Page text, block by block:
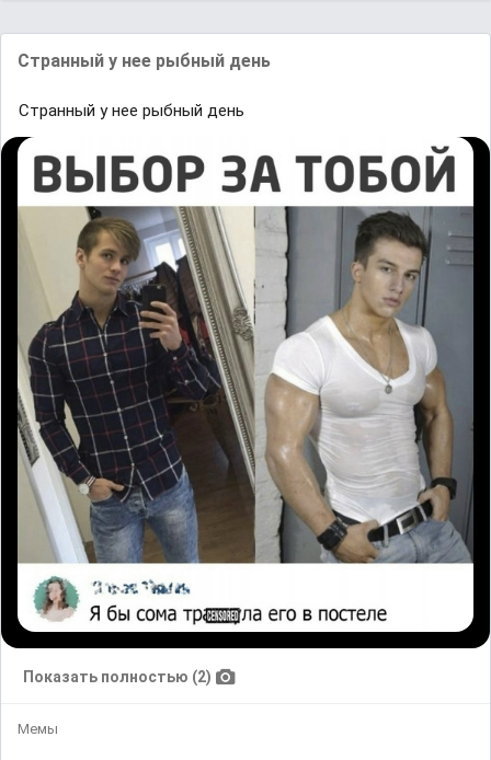
Странный у нее рыбный день
Странный у нее рыбный день
Показать полностью (2)
Мемы